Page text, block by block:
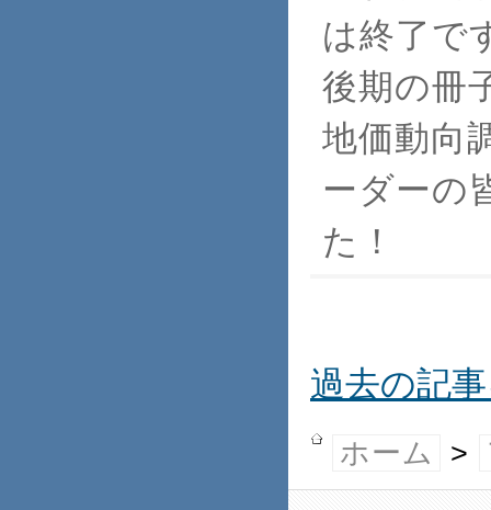
は終了で
後期の冊
地価動向
ーダーの
た！
過去の記
ホーム >